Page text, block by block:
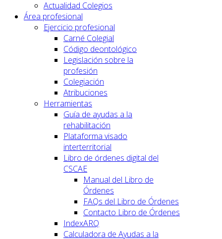
Actualidad Colegios
Área profesional
Ejercicio profesional
Carné Colegial
Código deontológico
Legislación sobre la
profesión
Colegiación
Atribuciones
Herramientas
Guía de ayudas a la
rehabilitación
Plataforma visado
interterritorial
Libro de órdenes digital del
CSCAE
Manual del Libro de
Órdenes
FAQs del Libro de Órdenes
Contacto Libro de Órdenes
IndexARQ
Calculadora de Ayudas a la